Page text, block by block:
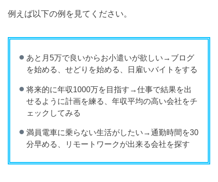
例えば以下の例を見てください。
あと月5万で良いからお小遣いが欲しい→ブログ
を始める、せどりを始める、日雇いバイトをする
将来的に年収1000万を目指す→仕事で結果を出
せるように計画を練る、年収平均の高い会社をチ
ェックしてみる
満員電車に乗らない生活がしたい→通勤時間を30
分早める、リモートワークが出来る会社を探す